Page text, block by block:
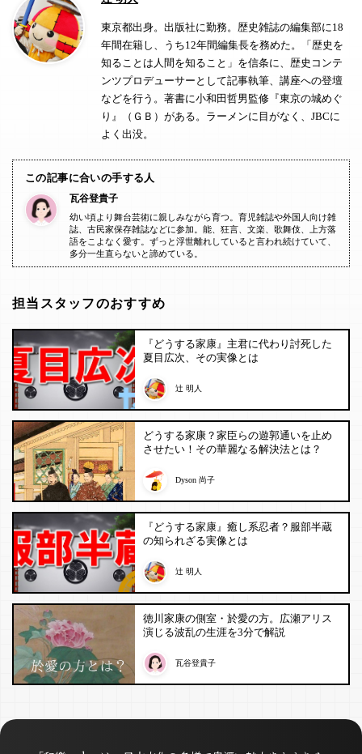
東京都出身。出版社に勤務。歴史雑誌の編集部に18
年間在籍し、うち12年間編集長を務めた。「歴史を
知ることは人間を知ること」を信条に、歴史コンテ
ンツプロデューサーとして記事執筆、講座への登壇
などを行う。著書に小和田哲男監修『東京の城めぐ
り』（ＧＢ）がある。ラーメンに目がなく、JBCに
よく出没。
この記事に合いの手する人
瓦谷登貴子
幼い頃より舞台芸術に親しみながら育つ。育児雑誌や外国人向け雑
誌、古民家保存雑誌などに参加。能、狂言、文楽、歌舞伎、上方落
語をこよなく愛す。ずっと浮世離れしていると言われ続けていて、
多分一生直らないと諦めている。
担当スタッフのおすすめ
『どうする家康』主君に代わり討死した
夏目広次、その実像とは
辻 明人
どうする家康？家臣らの遊郭通いを止め
させたい！その華麗なる解決法とは？
Dyson 尚子
『どうする家康』癒し系忍者？服部半蔵
の知られざる実像とは
辻 明人
徳川家康の側室・於愛の方。広瀬アリス
演じる波乱の生涯を3分で解説
瓦谷登貴子